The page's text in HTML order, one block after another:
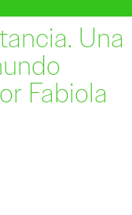
Una
Fabiola